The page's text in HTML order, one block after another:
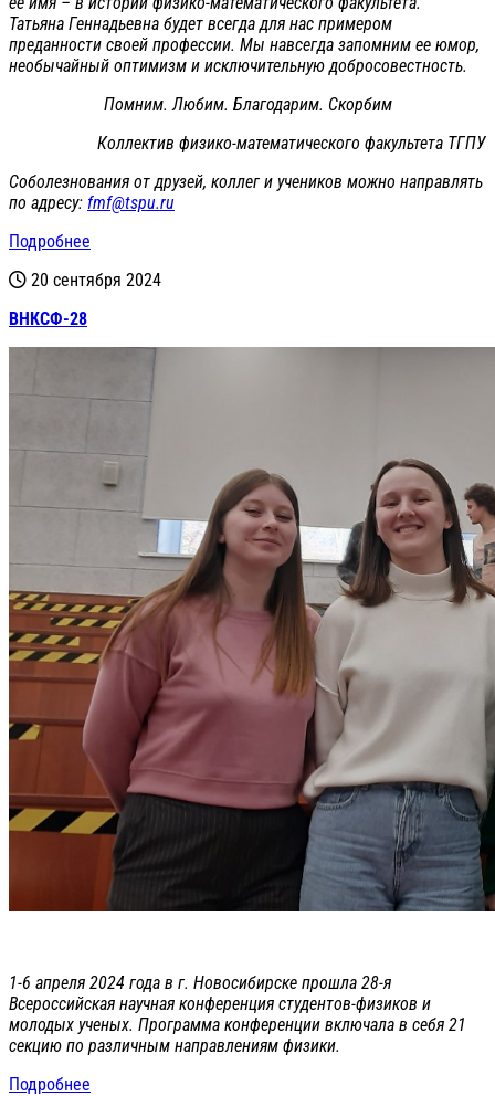
Татьяна Геннадьевна будет всегда для нас примером
преданности своей профессии. Мы навсегда запомним ее юмор,
необычайный оптимизм и исключительную добросовестность.
Помним. Любим. Благодарим. Скорбим
Коллектив физико-математического факультета ТГПУ
Соболезнования от друзей, коллег и учеников можно направлять
по адресу: fmf@tspu.ru
Подробнее
20 сентября 2024
ВНКСФ-28
1-6 апреля 2024 года в г. Новосибирске прошла 28-я
Всероссийская научная конференция студентов-физиков и
молодых ученых. Программа конференции включала в себя 21
секцию по различным направлениям физики.
Подробнее